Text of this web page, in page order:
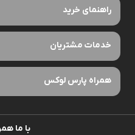
راهنمای خرید
خدمات مشتریان
همراه پارس لوکس
با ما